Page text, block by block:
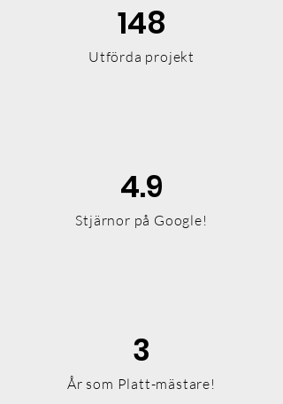
148
Utförda projekt
4.9
Stjärnor på Google!
3
År som Platt-mästare!